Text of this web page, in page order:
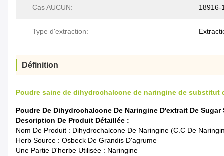
Cas AUCUN: 18916-
Type d'extraction:
Définition
Poudre saine de dihydrochalcone de naringine de substitut
Poudre De Dihydrochalcone De Naringine D'extrait De
Description De Produit Détaillée :
Nom De Produit : Dihydrochalcone De Naringine (C.C De
Herb Source : Osbeck De Grandis D'agrume
Une Partie D'herbe Utilisée : Naringine